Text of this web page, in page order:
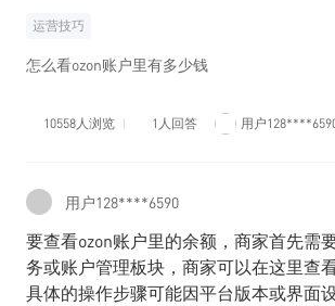
运营技巧
怎么看ozon账户里有多少钱
10558人浏览 1人回答 用户
用户128****6590
要查看ozon账户里的余额，商家首先需
务或账户管理板块，商家可以在这里查
具体的操作步骤可能因平台版本或界面